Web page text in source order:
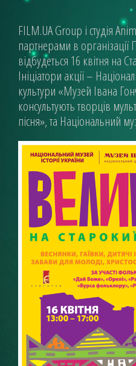
FILM.UA Group і студія
партнерами в організації
відбудеться 16 квітня на
Ініціатори акції –
культури «Музей Івана
консультують творців
пісня», та Національний